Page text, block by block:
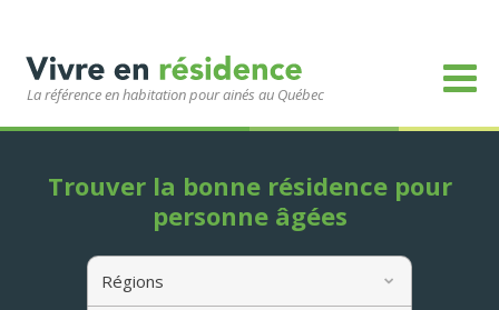
La référence en habitation pour ainés au Québec
Régions
Trouver la bonne résidence pour
personne âgées